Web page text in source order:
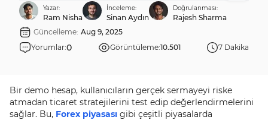
Yazar:
Ram Nisha
İnceleme:
Sinan Aydın
Doğrulanması:
Rajesh Sharma
Güncelleme: Aug 9, 2025
Yorumlar:0 Görüntüleme:10.501 7 Dakika
Bir demo hesap, kullanıcıların gerçek sermayeyi riske
atmadan ticaret stratejilerini test edip değerlendirmelerini
sağlar. Bu, Forex piyasası gibi çeşitli piyasalarda